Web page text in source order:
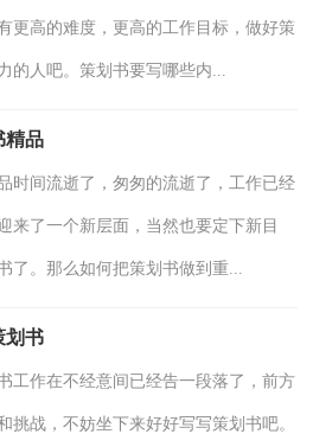
更高的难度，更高的工作目标，做好策
的人吧。策划书要写哪些内...
精品
时间流逝了，匆匆的流逝了，工作已经
来了一个新层面，当然也要定下新目
了。那么如何把策划书做到重...
划书
工作在不经意间已经告一段落了，前方
挑战，不妨坐下来好好写写策划书吧。